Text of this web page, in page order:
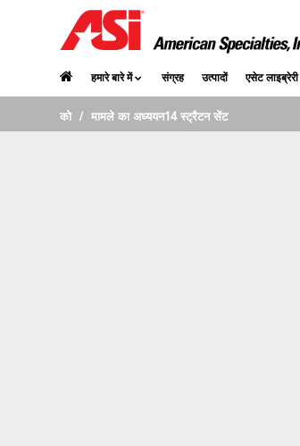
हमारे बारे में संग्रह उत्पादों एसेट लाइब्रेरी
को मामले का अध्ययन14 स्ट्रैटन सेंट
स्ट्रैटन स्ट्रीट